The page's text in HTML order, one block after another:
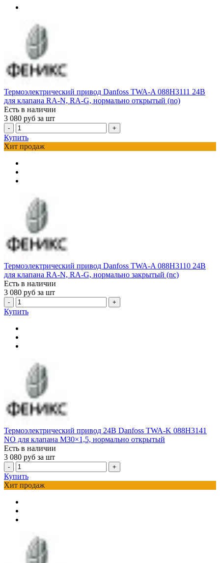
Термоэлектрический привод Danfoss TWA-A 088H3111 24В
для клапана RA-N, RA-G, нормально открытый (no)
Есть в наличии
3 080 руб за шт
- +
Купить
Хит продаж
Термоэлектрический привод Danfoss TWA-A 088H3110 24В
для клапана RA-N, RA-G, нормально закрытый (nc)
Есть в наличии
3 080 руб за шт
- +
Купить
Термоэлектрический привод 24В Danfoss TWA-K 088H3141
NO для клапана М30×1,5, нормально открытый
Есть в наличии
3 080 руб за шт
- +
Купить
Хит продаж